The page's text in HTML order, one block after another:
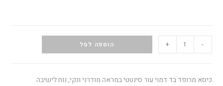
-
+ הוספה לסל
כיסא מרופד בד דמוי עור סינטטי במראה מודרני ונקי, נוח לישיבה